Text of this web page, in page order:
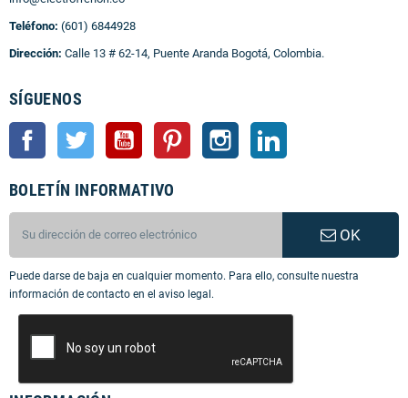
Teléfono: (601) 6844928
Dirección: Calle 13 # 62-14, Puente Aranda Bogotá, Colombia.
SÍGUENOS
Facebook Twitter YouTube Pinterest Instagram
BOLETÍN INFORMATIVO
OK
Puede darse de baja en cualquier momento. Para ello, consulte nuestra
información de contacto en el aviso legal.